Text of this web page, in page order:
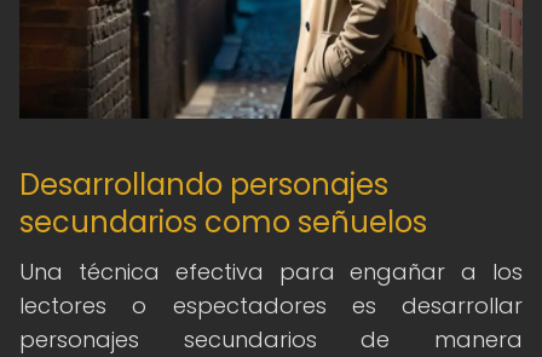
Desarrollando personajes
secundarios como señuelos
Una técnica efectiva para engañar a los
lectores o espectadores es desarrollar
personajes secundarios de manera